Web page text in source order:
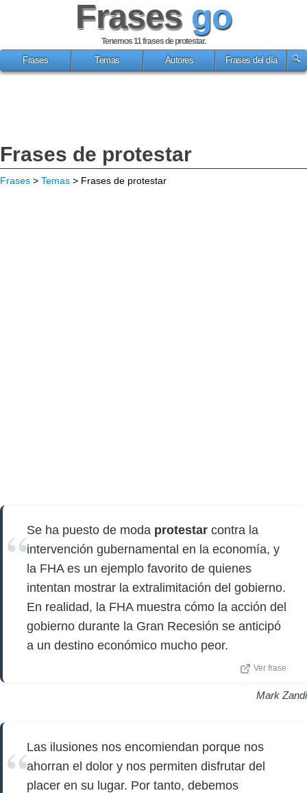
Frases go
Tenemos 11frases de protestar.
Frases
Temas Autores Frases del día
Frases de protestar
Frases > Temas > Frases de protestar
Se ha puesto de moda protestar contra la
intervención gubernamental en la economía, y
la FHA es un ejemplo favorito de quienes
intentan mostrar la extralimitación del gobierno.
En realidad, la FHA muestra cómo la acción del
gobierno durante la Gran Recesión se anticipó
a un destino económico mucho peor.
Ver frase
Mark Zandi
Las ilusiones nos encomiendan porque nos
ahorran el dolor y nos permiten disfrutar del
placer en su lugar. Por tanto, debemos